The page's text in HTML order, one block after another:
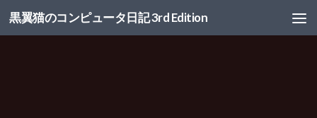
コンテンツへスキップ
黒翼猫のコンピュータ日記 3rd Edition